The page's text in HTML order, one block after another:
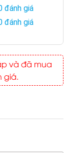
đánh giá
đánh giá
và đã mua
giá.